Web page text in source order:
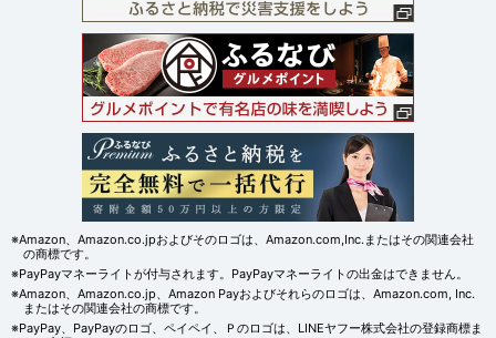
※Amazon、Amazon.co.jpおよびそのロゴは、Amazon.com,Inc.またはその関連会社
の商標です。
※PayPayマネーライトが付与されます。PayPayマネーライトの出金はできません。
※Amazon、Amazon.co.jp、Amazon Payおよびそれらのロゴは、Amazon.com, Inc.
またはその関連会社の商標です。
※PayPay、PayPayのロゴ、ペイペイ、Ｐのロゴは、LINEヤフー株式会社の登録商標ま